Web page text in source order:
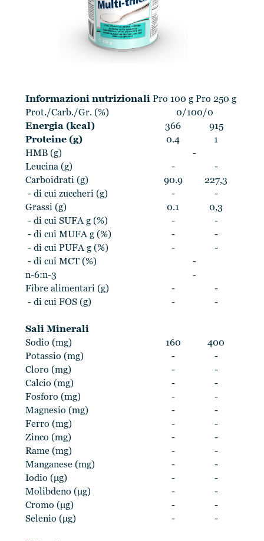
Informazioni nutrizionali Pro 100 g Pro 250 g
Prot./Carb./Gr. (%)
0/100/0
Energia (kcal)
366
915
Proteine (g)
0.4
1
HMB (g)
-
Leucina (g)
-
-
Carboidrati (g)
90.9
227,3
- di cui zuccheri (g)
-
-
Grassi (g)
0.1
0,3
- di cui SUFA g (%)
-
-
- di cui MUFA g (%)
-
-
- di cui PUFA g (%)
-
-
- di cui MCT (%)
-
n-6:n-3
-
Fibre alimentari (g)
-
-
- di cui FOS (g)
- -
Sali Minerali
Sodio (mg)
160
400
Potassio (mg)
-
-
Cloro (mg)
-
-
Calcio (mg)
-
-
Fosforo (mg)
-
-
Magnesio (mg)
-
-
Ferro (mg)
-
-
Zinco (mg)
-
-
Rame (mg)
-
-
Manganese (mg)
-
-
Iodio (μg)
-
-
Molibdeno (μg)
-
-
Cromo (μg)
-
-
Selenio (μg)
- -